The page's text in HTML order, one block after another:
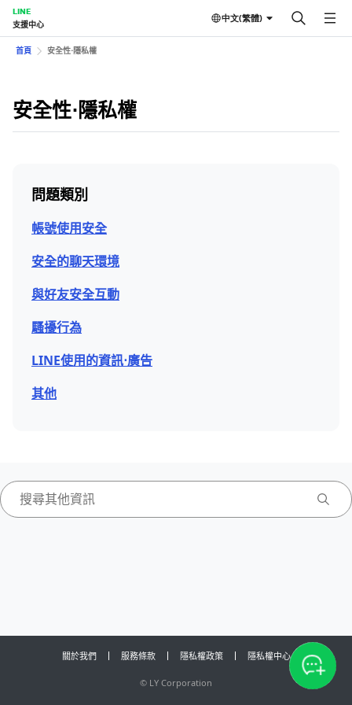
LINE
支援中心
中文(繁體)
首頁 安全性⋅隱私權
安全性⋅隱私權
問題類別
帳號使用安全
安全的聊天環境
與好友安全互動
騷擾行為
LINE使用的資訊⋅廣告
其他
關於我們 服務條款 隱私權政策 隱私權中心
© LY Corporation